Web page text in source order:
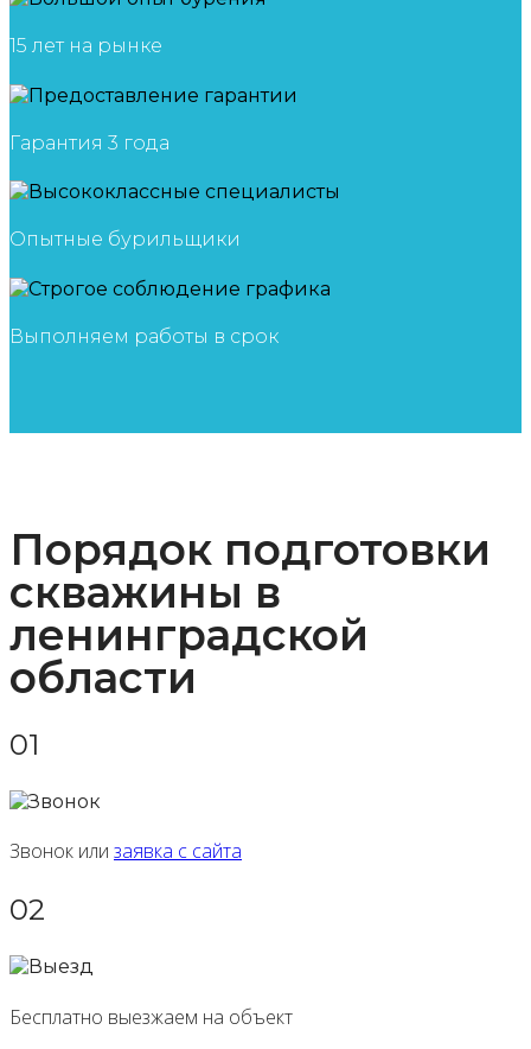
15 лет на рынке
Гарантия 3 года
Опытные бурильщики
Выполняем работы в срок
Порядок подготовки
скважины в
ленинградской
области
01
Звонок или заявка с сайта
02
Бесплатно выезжаем на объект